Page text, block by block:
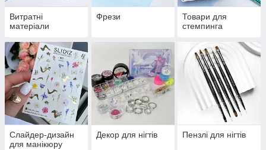
Витратні
матеріали
Фрези
Товари для
стемпинга
Слайдер-дизайн
для манікюру
Декор для нігтів Пензлі для нігтів